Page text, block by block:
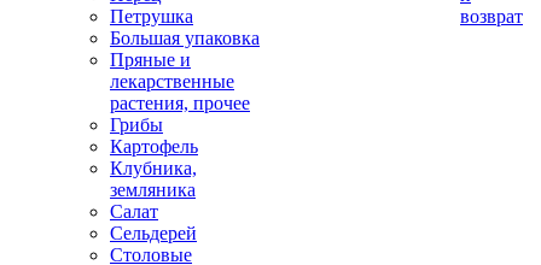
Петрушка
Большая упаковка
Пряные и
лекарственные
растения, прочее
Грибы
Картофель
Клубника,
земляника
Салат
Сельдерей
Столовые
возврат